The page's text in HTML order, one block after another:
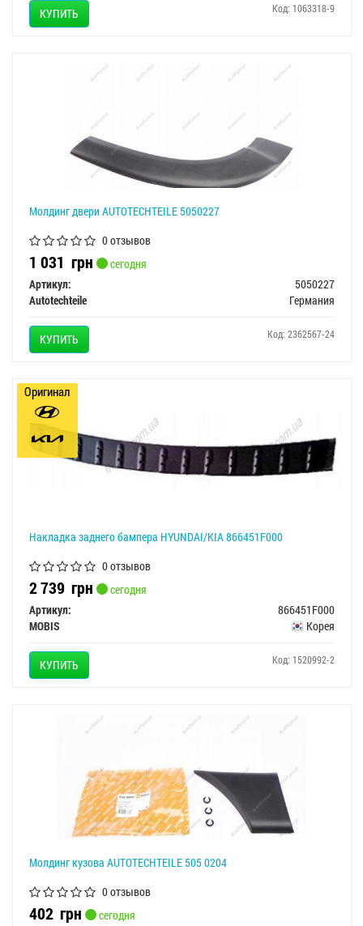
КУПИТЬ Код: 1063318-9
Молдинг двери AUTOTECHTEILE 5050227
0 отзывов
1 031 грн
сегодня
Артикул:
5050227
Autotechteile
Германия
КУПИТЬ Код: 2362567-24
Накладка заднего бампера HYUNDAI/KIA 866451F000
0 отзывов
2 739 грн
сегодня
Артикул:
866451F000
MOBIS
Корея
КУПИТЬ Код: 1520992-2
Оригинал
Молдинг кузова AUTOTECHTEILE 505 0204
0 отзывов
402 грн
сегодня